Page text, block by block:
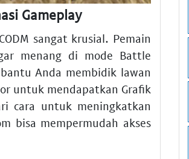
Gameplay
sangat krusial. Pemain
menang di mode Battle
Anda membidik lawan
untuk mendapatkan Grafik
cara untuk meningkatkan
bisa mempermudah akses